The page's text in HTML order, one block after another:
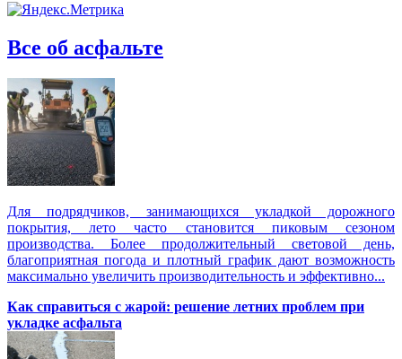
Все об асфальте
Для подрядчиков, занимающихся укладкой дорожного
покрытия, лето часто становится пиковым сезоном
производства. Более продолжительный световой день,
благоприятная погода и плотный график дают возможность
максимально увеличить производительность и эффективно...
Как справиться с жарой: решение летних проблем при
укладке асфальта